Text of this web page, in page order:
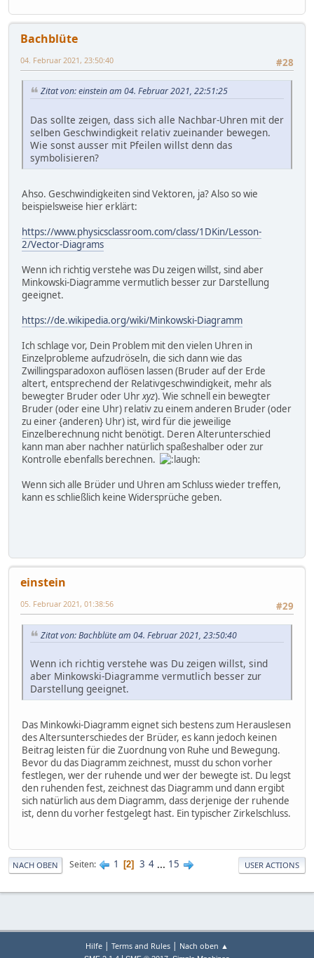
Bachblüte
#28
04. Februar 2021, 23:50:40
Zitat von: einstein am 04. Februar 2021, 22:51:25
Das sollte zeigen, dass sich alle Nachbar-Uhren mit der
selben Geschwindigkeit relativ zueinander bewegen.
Wie sonst ausser mit Pfeilen willst denn das
symbolisieren?
Ahso. Geschwindigkeiten sind Vektoren, ja? Also so wie
beispielsweise hier erklärt:
https://www.physicsclassroom.com/class/1DKin/Lesson-
2/Vector-Diagrams
Wenn ich richtig verstehe was Du zeigen willst, sind aber
Minkowski-Diagramme vermutlich besser zur Darstellung
geeignet.
https://de.wikipedia.org/wiki/Minkowski-Diagramm
Ich schlage vor, Dein Problem mit den vielen Uhren in
Einzelprobleme aufzudröseln, die sich dann wie das
Zwillingsparadoxon auflösen lassen (Bruder auf der Erde
altert, entsprechend der Relativgeschwindigkeit, mehr als
bewegter Bruder oder Uhrxyz). Wie schnell ein bewegter
Bruder (oder eine Uhr) relativ zu einem anderen Bruder (oder
zu einer {anderen} Uhr) ist, wird für die jeweilige
Einzelberechnung nicht benötigt. Deren Alterunterschied
kann man aber nachher natürlich spaßeshalber oder zur
Kontrolle ebenfalls berechnen.
Wenn sich alle Brüder und Uhren am Schluss wieder treffen,
kann es schließlich keine Widersprüche geben.
einstein
#29
05. Februar 2021, 01:38:56
Zitat von: Bachblüte am 04. Februar 2021, 23:50:40
Wenn ich richtig verstehe was Du zeigen willst, sind
aber Minkowski-Diagramme vermutlich besser zur
Darstellung geeignet.
Das Minkowki-Diagramm eignet sich bestens zum Herauslesen
des Altersunterschiedes der Brüder, es kann jedoch keinen
Beitrag leisten für die Zuordnung von Ruhe und Bewegung.
Bevor du das Diagramm zeichnest, musst du schon vorher
festlegen, wer der ruhende und wer der bewegte ist. Du legst
den ruhenden fest, zeichnest das Diagramm und dann ergibt
sich natürlich aus dem Diagramm, dass derjenige der ruhende
ist, denn du vorher festgelegt hast. Ein typischer Zirkelschluss.
NACH OBEN Seiten 1 2 3 4 ... 15 USER ACTIONS
Hilfe | Terms and Rules | Nach oben ▲